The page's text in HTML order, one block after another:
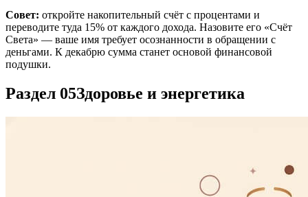
Совет: откройте накопительный счёт с процентами и
переводите туда 15% от каждого дохода. Назовите его «Счёт
Света» — ваше имя требует осознанности в обращении с
деньгами. К декабрю сумма станет основой финансовой
подушки.
Раздел 05Здоровье и энергетика